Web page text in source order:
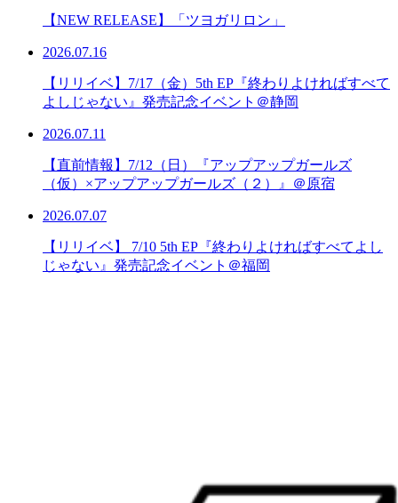
【NEW RELEASE】「ツヨガリロン」
2026.07.16
【リリイベ】7/17（金）5th EP『終わりよければすべて
よしじゃない』発売記念イベント＠静岡
2026.07.11
【直前情報】7/12（日）『アップアップガールズ
（仮）×アップアップガールズ（２）』＠原宿
2026.07.07
【リリイベ】 7/10 5th EP『終わりよければすべてよし
じゃない』発売記念イベント＠福岡